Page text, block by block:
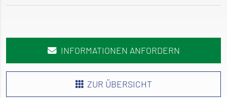
INFORMATIONEN ANFORDERN
ZUR ÜBERSICHT